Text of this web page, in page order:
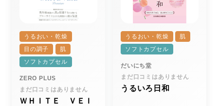
うるおい・乾燥
目の調子
肌
ソフトカプセル
ZERO PLUS
まだ口コミはありません
ＷＨＩＴＥ ＶＥＩ
うるおい・乾燥
肌
ソフトカプセル
だいにち堂
まだ口コミはありません
うるいろ日和